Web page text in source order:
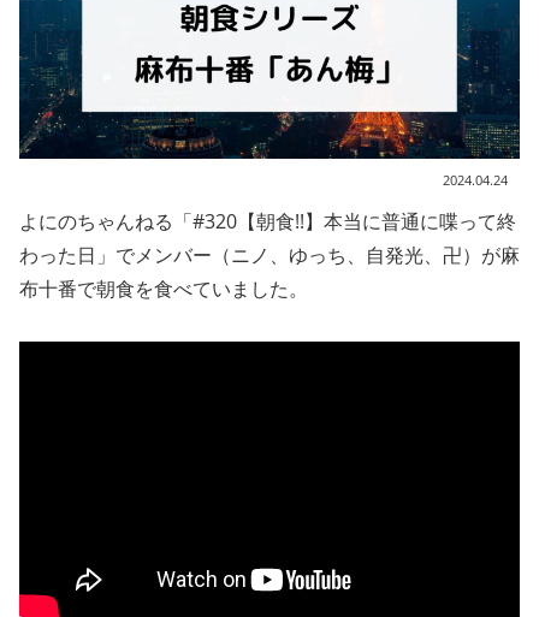
2024.04.24
よにのちゃんねる「#320【朝食!!】本当に普通に喋って終
わった日」でメンバー（ニノ、ゆっち、自発光、卍）が麻
布十番で朝食を食べていました。